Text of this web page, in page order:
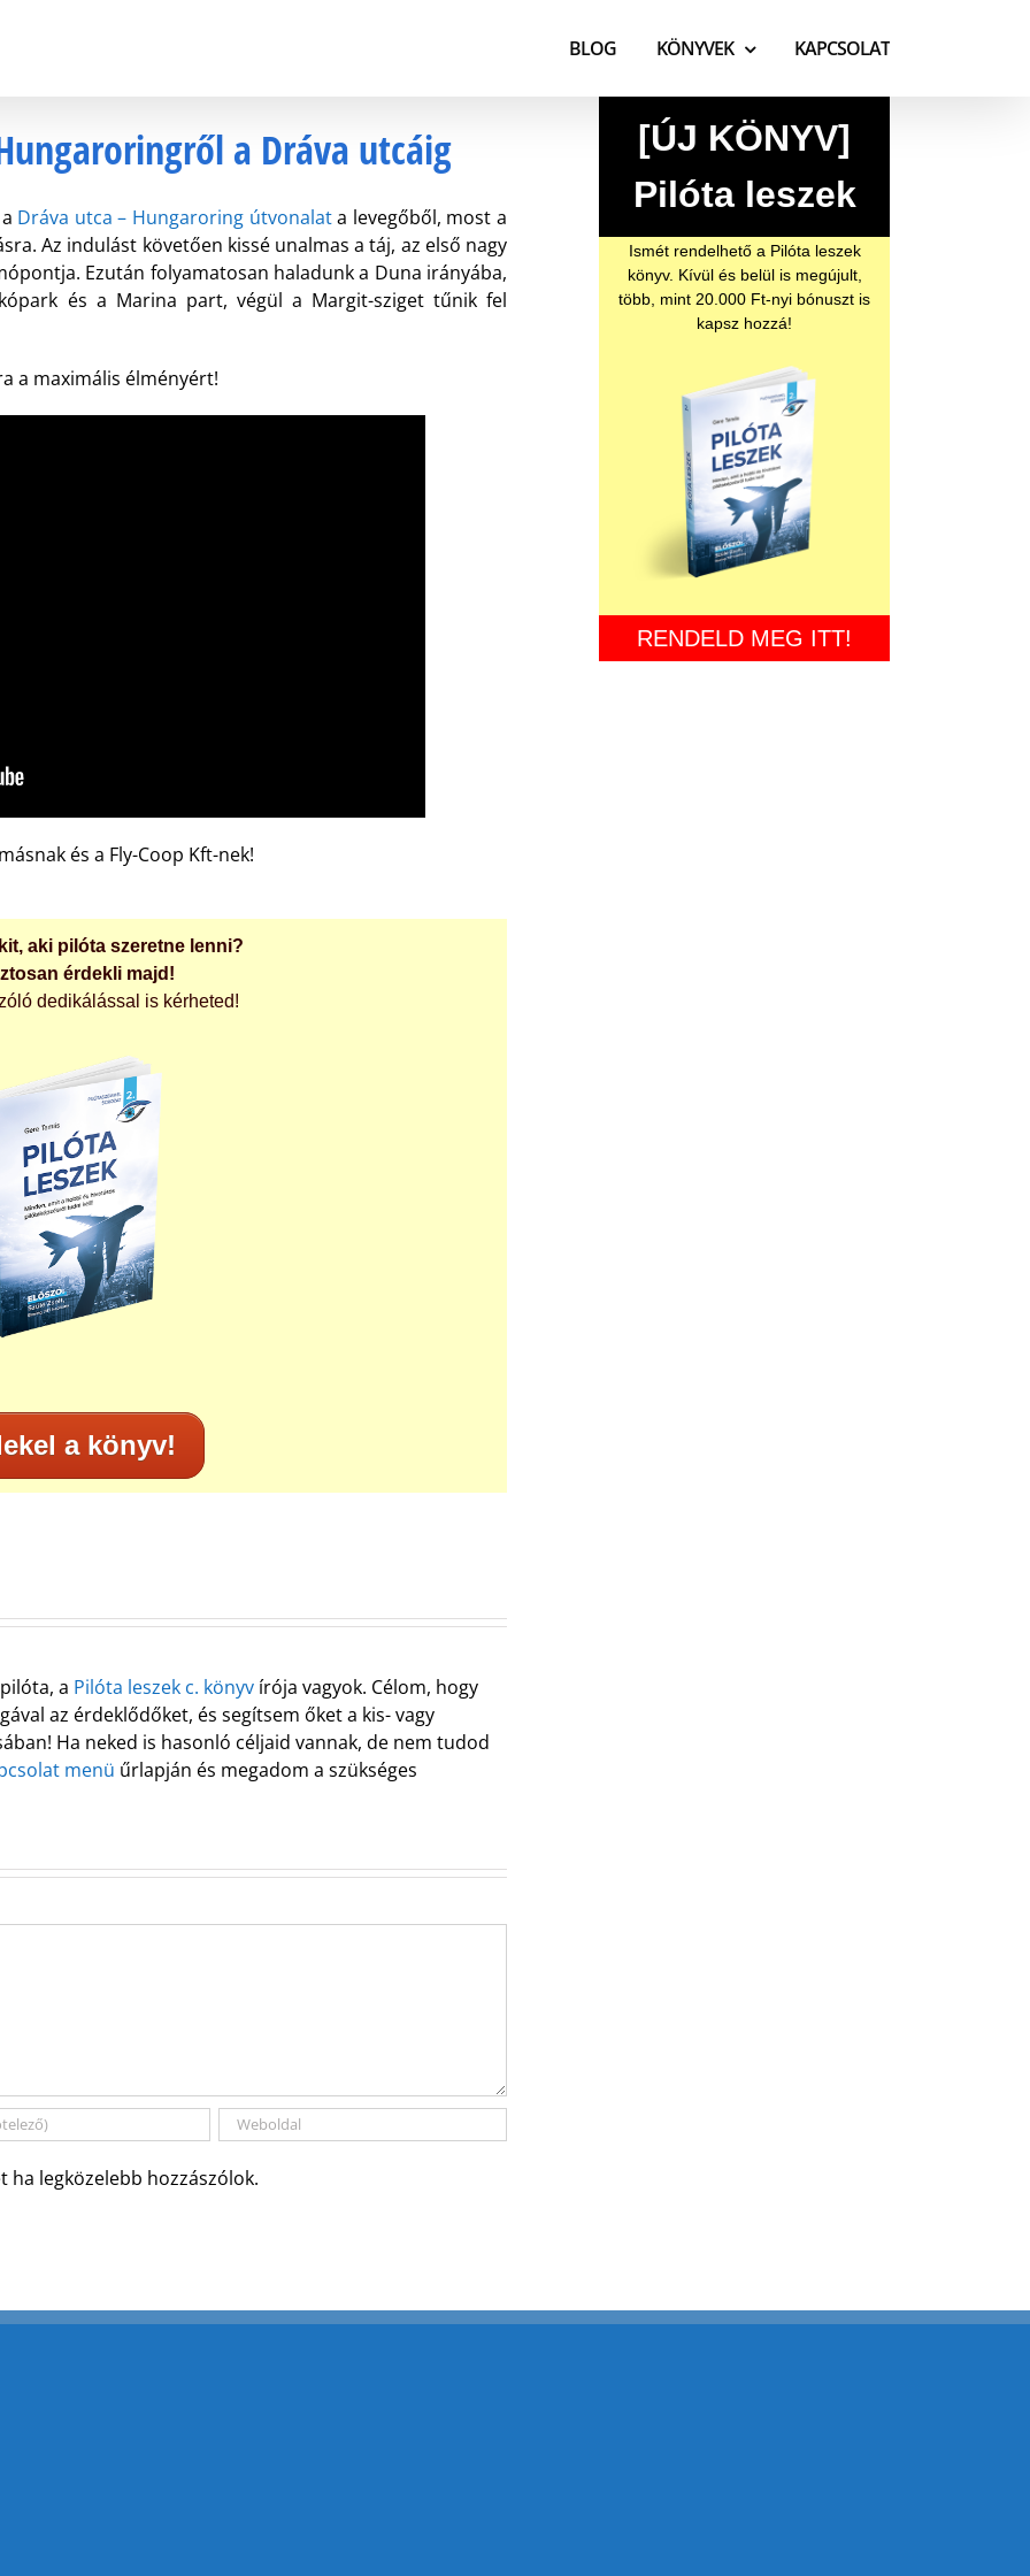
BLOG KÖNYVEK KAPCSOLAT
a Dráva utcáig
Dráva utca – Hungaroring útvonalata levegőből, most a
Az indulást követően kissé unalmas a táj, az első nagy
Ezután folyamatosan haladunk a Duna irányába,
és a Marina part, végül a Margit-sziget tűnik fel
a maximális élményért!
és a Fly-Coop Kft-nek!
aki pilóta szeretne lenni?
érdekli majd!
dedikálással is kérheted!
a könyv!
a Pilóta leszek c. könyv írója vagyok. Célom, hogy
az érdeklődőket, és segítsem őket a kis- vagy
Ha neked is hasonló céljaid vannak, de nem tudod
menü űrlapján és megadom a szükséges
ha legközelebb hozzászólok.
[ÚJ KÖNYV]
Pilóta leszek
Ismét rendelhető a Pilóta leszek
könyv. Kívül és belül is megújult,
több, mint 20.000 Ft-nyi bónuszt is
kapsz hozzá!
RENDELD MEG ITT!